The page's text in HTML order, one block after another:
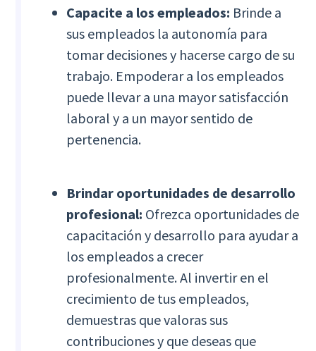
Capacite a los empleados: Brinde a
sus empleados la autonomía para
tomar decisiones y hacerse cargo de su
trabajo. Empoderar a los empleados
puede llevar a una mayor satisfacción
laboral y a un mayor sentido de
pertenencia.
Brindar oportunidades de desarrollo
profesional: Ofrezca oportunidades de
capacitación y desarrollo para ayudar a
los empleados a crecer
profesionalmente. Al invertir en el
crecimiento de tus empleados,
demuestras que valoras sus
contribuciones y que deseas que